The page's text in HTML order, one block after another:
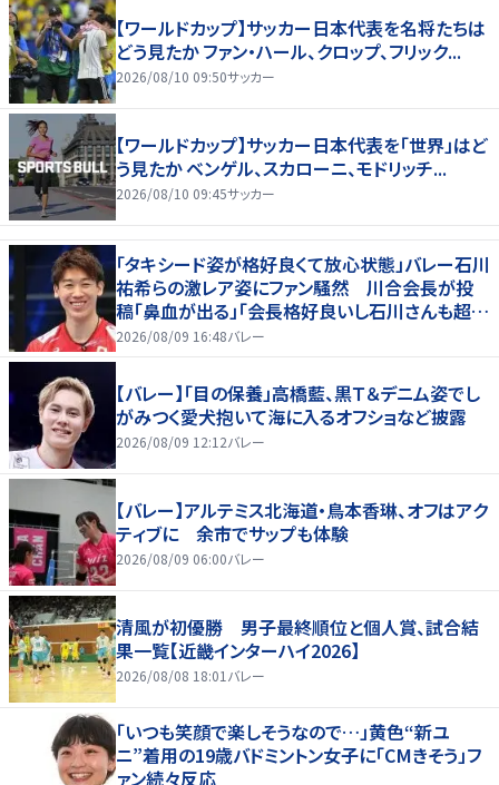
【ワールドカップ】サッカー日本代表を名将たちは
どう見たか ファン・ハール、クロップ、フリック...
2026/08/10 09:50サッカー
【ワールドカップ】サッカー日本代表を「世界」はど
う見たか ベンゲル、スカローニ、モドリッチ...
2026/08/10 09:45サッカー
「タキシード姿が格好良くて放心状態」バレー石川
祐希らの激レア姿にファン騒然 川合会長が投
稿「鼻血が出る」「会長格好良いし石川さんも超格
好いい」
2026/08/09 16:48バレー
【バレー】「目の保養」高橋藍、黒Ｔ＆デニム姿でし
がみつく愛犬抱いて海に入るオフショなど披露
2026/08/09 12:12バレー
【バレー】アルテミス北海道・鳥本香琳、オフはアク
ティブに 余市でサップも体験
2026/08/09 06:00バレー
清風が初優勝 男子最終順位と個人賞、試合結
果一覧【近畿インターハイ2026】
2026/08/08 18:01 バレー
「いつも笑顔で楽しそうなので…」黄色“新ユ
ニ”着用の19歳バドミントン女子に「CMきそう」フ
ァン続々反応